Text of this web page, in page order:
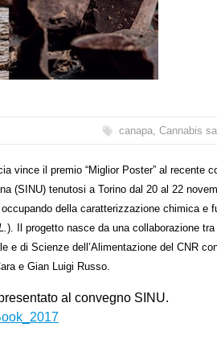
canapa, Cannabis
vince il premio “Miglior Poster” al recente
(SINU) tenutosi a Torino dal 20 al 22
della caratterizzazione chimica e
). Il progetto nasce da una collaborazione
e di Scienze dell’Alimentazione del CNR
e Gian Luigi Russo.
al convegno SINU.